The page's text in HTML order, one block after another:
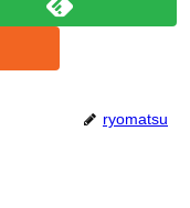
ryomatsu